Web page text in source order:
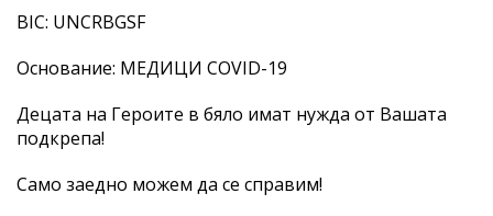
BIC: UNCRBGSF
Основание: МЕДИЦИ COVID-19
Децата на Героите в бяло имат нужда от Вашата
подкрепа!
Само заедно можем да се справим!